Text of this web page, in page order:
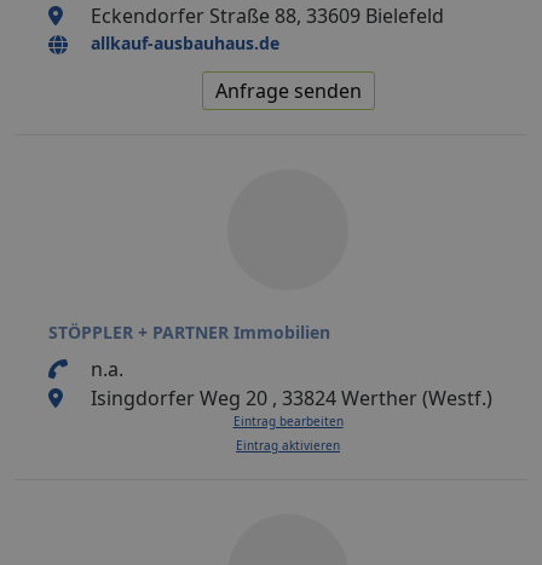
Eckendorfer Straße 88, 33609 Bielefeld
allkauf-ausbauhaus.de
Anfrage senden
STÖPPLER + PARTNER Immobilien
n.a.
Isingdorfer Weg 20 , 33824 Werther (Westf.)
Eintrag bearbeiten
Eintrag aktivieren